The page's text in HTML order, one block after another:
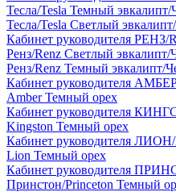
Тесла/Tesla Темный
Тесла/Tesla Светлый
Кабинет руководителя РЕНЗ/
Ренз/Renz Светлый
Ренз/Renz Темный эвкалипт/
Кабинет руководителя
Amber Темный орех
Кабинет руководителя
Kingston Темный орех
Кабинет руководителя
Lion Темный орех
Кабинет руководителя
Принстон/Princeton Темный